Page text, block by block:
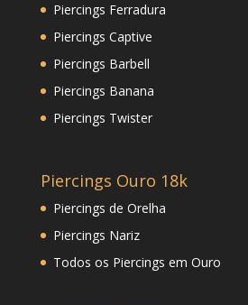
Piercings Ferradura
Piercings Captive
Piercings Barbell
Piercings Banana
Piercings Twister
Piercings Ouro 18k
Piercings de Orelha
Piercings Nariz
Todos os Piercings em Ouro